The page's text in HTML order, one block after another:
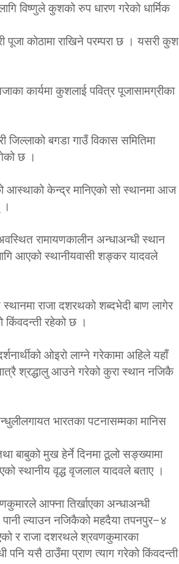
विष्णुले कुशको रुप धारण गरेको धार्मिक
कोठामा राखिने परम्परा छ । यसरी कुश
कार्यमा कुशलाई पवित्र पूजासामग्रीका
बगडा गाउँ विकास समितिमा
छ ।
आस्थाको केन्द्र मानिएको सो स्थानमा आज
।
रामायणकालीन अन्धाअन्धी स्थान
आएको स्थानीयवासी शङ्कर यादवले
राजा दशरथको शब्दभेदी बाण लागेर
रहेको छ ।
ओइरो लाग्ने गरेकामा अहिले यहाँ
श्रद्धालु आउने गरेको कुरा स्थान नजिकै
भारतका पटनासम्मका मानिस
बाबुको मुख हेर्ने दिनमा ठूलो सङ्ख्यामा
स्थानीय वृद्ध वृजलाल यादवले बताए ।
आफ्ना तिर्खाएका अन्धाअन्धी
पानी ल्याउन नजिकैको महदैया तपनपुर–४
र राजा दशरथले श्रवणकुमारका
यसै ठाउँमा प्राण त्याग गरेको किंवदन्ती
‘कम्युनिस्टको खोल ओढेका
पुराना पार्टीहरु चक्रपथमा
जति घुमे पनि कहिँ पुग्दैनन्’
2/21/2018